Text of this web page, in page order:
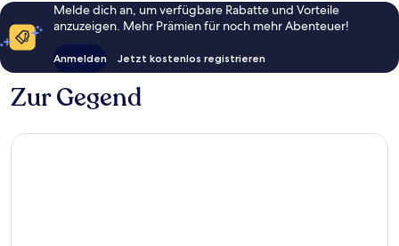
Melde dich an, um verfügbare Rabatte und Vorteile
anzuzeigen. Mehr Prämien für noch mehr Abenteuer!
Anmelden Jetzt kostenlos registrieren
Zur Gegend